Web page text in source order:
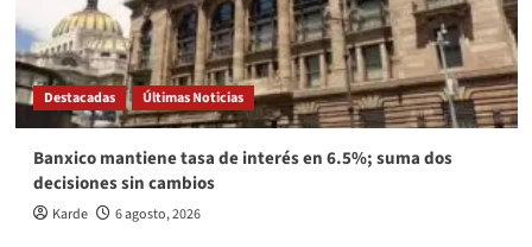
Destacadas Últimas Noticias
Banxico mantiene tasa de interés en 6.5%; suma dos
decisiones sin cambios
Karde 6 agosto, 2026